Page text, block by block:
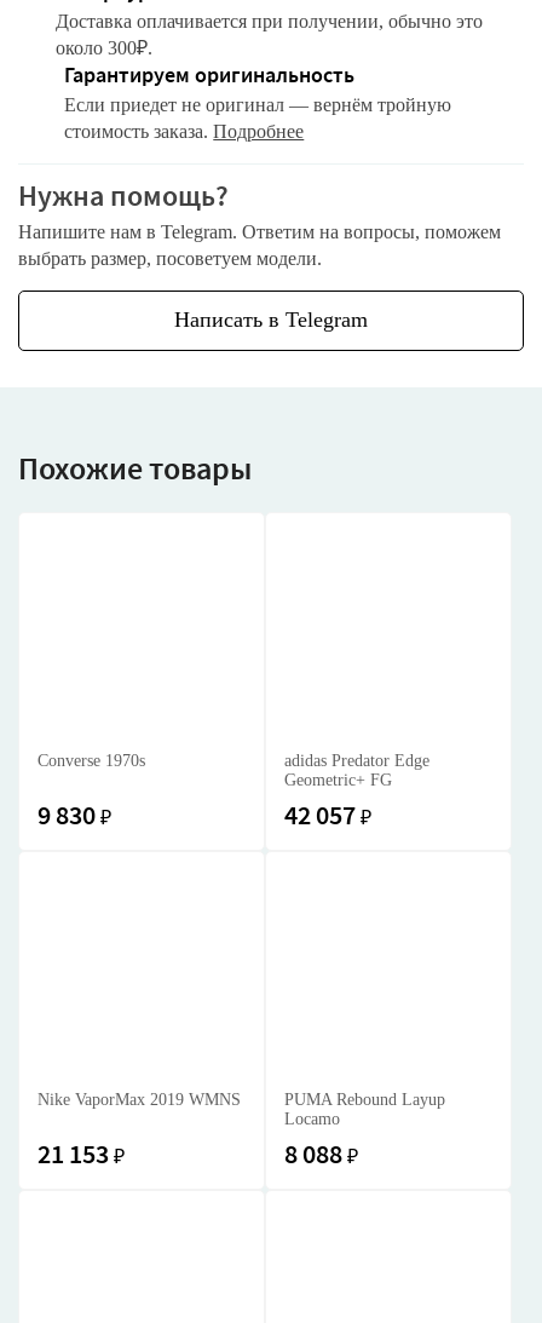
Доставка оплачивается при получении, обычно это
около 300₽.
Гарантируем оригинальность
Если приедет не оригинал — вернём тройную
стоимость заказа.Подробнее
Нужна помощь?
Напишите нам в Telegram. Ответим на вопросы, поможем
выбрать размер, посоветуем модели.
Написать в Telegram
Похожие товары
Converse 1970s
9 830 ₽
adidas Predator Edge
Geometric+ FG
42 057 ₽
Nike VaporMax 2019 WMNS
21 153 ₽
PUMA Rebound Layup
Locamo
8 088 ₽